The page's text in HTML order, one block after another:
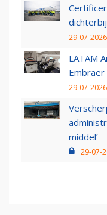
29-07-
LATAM
Embraer
29-07-
middel’
29-07-